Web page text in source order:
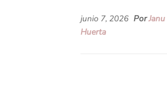
junio 7, 2026 PorJanu
Huerta